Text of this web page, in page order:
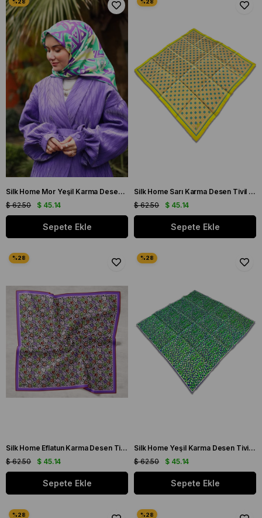
Silk Home Mor Yeşil Karma Desen Tivil İpek Eşarp 11427-15
$ 45.14
$ 62.50
Sepete Ekle
Silk Home Sarı Karma Desen Tivil İpek Eşarp 11424-125
$ 45.14
$ 62.50
Sepete Ekle
Silk Home Eflatun Karma Desen Tivil İpek Eşarp 11428-04
$ 45.14
$ 62.50
Sepete Ekle
Silk Home Yeşil Karma Desen Tivil İpek Eşarp 11426-232
$ 45.14
$ 62.50
Sepete Ekle